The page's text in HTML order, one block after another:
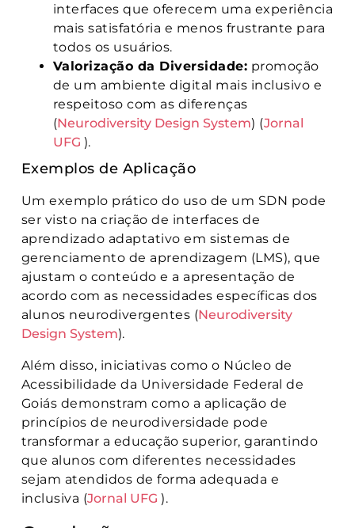
interfaces que oferecem uma experiência
mais satisfatória e menos frustrante para
todos os usuários.
Valorização da Diversidade: promoção
de um ambiente digital mais inclusivo e
respeitoso com as diferenças
(Neurodiversity Design System)​​ (Jornal
UFG )​.
Exemplos de Aplicação
Um exemplo prático do uso de um SDN pode
ser visto na criação de interfaces de
aprendizado adaptativo em sistemas de
gerenciamento de aprendizagem (LMS), que
ajustam o conteúdo e a apresentação de
acordo com as necessidades específicas dos
alunos neurodivergentes (Neurodiversity
Design System)​.
Além disso, iniciativas como o Núcleo de
Acessibilidade da Universidade Federal de
Goiás demonstram como a aplicação de
princípios de neurodiversidade pode
transformar a educação superior, garantindo
que alunos com diferentes necessidades
sejam atendidos de forma adequada e
inclusiva (Jornal UFG)​.